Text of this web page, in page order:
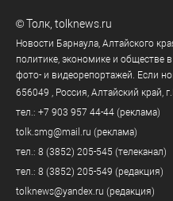
©Толк tolknews.ru
Новости Барнаула, Алтайского
политике, экономике и обществе
фото- и видеорепортажей. Если
656049 , Россия, Алтайский край, г.
тел.: +7 903 957 44-44 (реклама)
tolk.smg@mail.ru (реклама)
тел.: 8 (3852) 205-545 (телеканал)
тел.: 8 (3852) 205-549 (редакция)
tolknews@yandex.ru (редакция)